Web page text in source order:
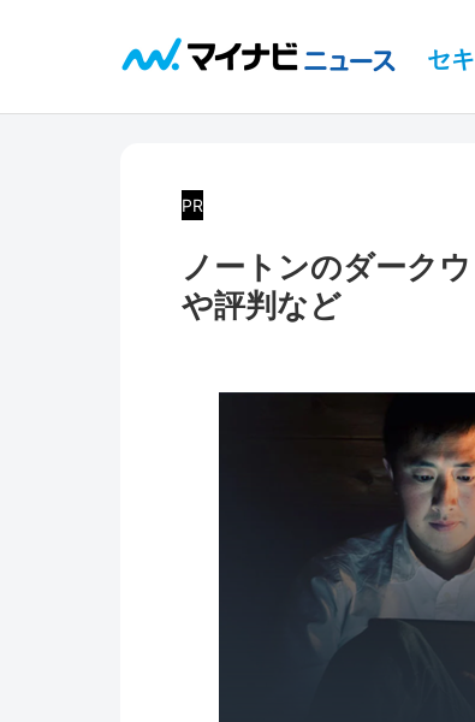
セ
PR
ノートンのダーク
や評判など